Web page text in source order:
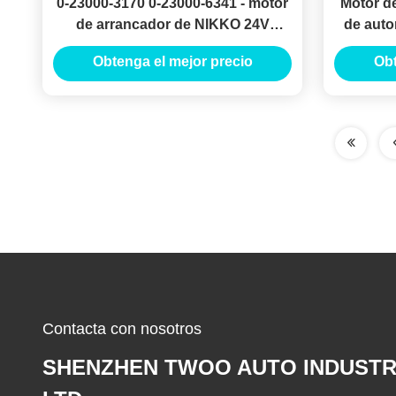
0-23000-3170 0-23000-6341 - motor
de arrancador de NIKKO 24V
7.5KW 13T Demarreurs
Obtenga el mejor precio
Motor
de
11T
Contacta con nosotros
SHENZHEN TWOO AUTO